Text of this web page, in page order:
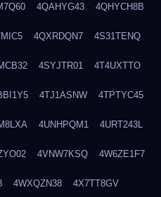
4QAHYG43 4QHYCH8B
4QXRDQN7 4S31TENQ
4SYJTR01 4T4UXTTO
4TJ1ASNW 4TPTYC45
4UNHPQM1 4URT243L
4VNW7KSQ 4W6ZE1F7
4WXQZN38 4X7TT8GV